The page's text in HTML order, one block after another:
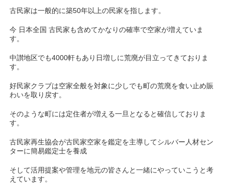
古民家は一般的に築50年以上の民家を指します。
今 日本全国 古民家も含めてかなりの確率で空家が増えていま
す。
中讃地区でも4000軒もあり日増しに荒廃が目立ってきておりま
す。
好民家クラブは空家全般を対象に少しでも町の荒廃を食い止め賑
わいを取り戻す。
そのような町には定住者が増える一旦となると確信しておりま
す。
古民家再生協会が古民家空家を鑑定を主導してシルバー人材セン
ターに簡易鑑定士を養成
そして活用提案や管理を地元の皆さんと一緒にやっていこうと考
えています。